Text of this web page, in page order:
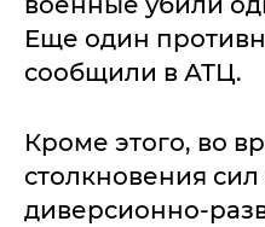
Еще один
сообщили в АТЦ.
Кроме этого, во
столкновения
диверсионно-